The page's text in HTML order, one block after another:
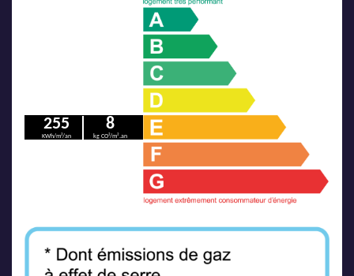
255
KWh/m²/an
8
kg CO²/m².an